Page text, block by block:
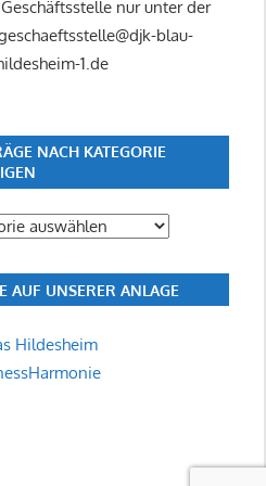
nur unter der
blau-
1.de
NACH KATEGORIE
AUF UNSERER ANLAGE
Hildesheim